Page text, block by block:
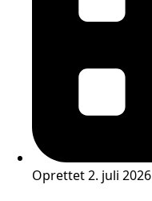
Oprettet 2. juli 2026